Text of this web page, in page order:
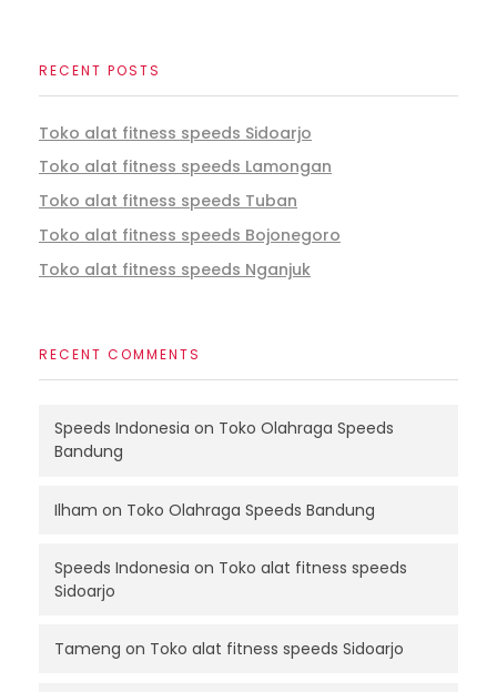
RECENT POSTS
Toko alat fitness speeds Sidoarjo
Toko alat fitness speeds Lamongan
Toko alat fitness speeds Tuban
Toko alat fitness speeds Bojonegoro
Toko alat fitness speeds Nganjuk
RECENT COMMENTS
Speeds Indonesia on Toko Olahraga Speeds
Bandung
Ilham on Toko Olahraga Speeds Bandung
Speeds Indonesia on Toko alat fitness speeds
Sidoarjo
Tameng on Toko alat fitness speeds Sidoarjo